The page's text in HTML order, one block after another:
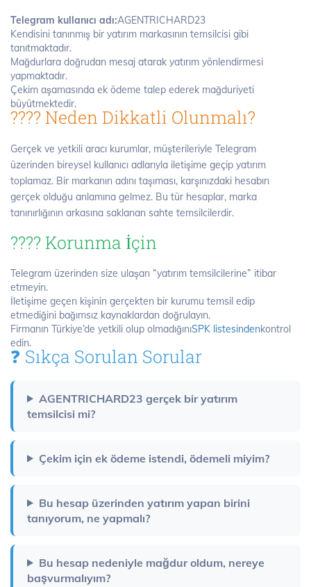
Telegram kullanıcı adı:AGENTRICHARD23
Kendisini tanınmış bir yatırım markasının temsilcisi gibi
tanıtmaktadır.
Mağdurlara doğrudan mesaj atarak yatırım yönlendirmesi
yapmaktadır.
Çekim aşamasında ek ödeme talep ederek mağduriyeti
büyütmektedir.
???? Neden Dikkatli Olunmalı?
Gerçek ve yetkili aracı kurumlar, müşterileriyle Telegram
üzerinden bireysel kullanıcı adlarıyla iletişime geçip yatırım
toplamaz. Bir markanın adını taşıması, karşınızdaki hesabın
gerçek olduğu anlamına gelmez. Bu tür hesaplar, marka
tanınırlığının arkasına saklanan sahte temsilcilerdir.
????️ Korunma İçin
Telegram üzerinden size ulaşan “yatırım temsilcilerine” itibar
etmeyin.
İletişime geçen kişinin gerçekten bir kurumu temsil edip
etmediğini bağımsız kaynaklardan doğrulayın.
Firmanın Türkiye’de yetkili olup olmadığınıSPK listesindenkontrol
edin.
❓ Sıkça Sorulan Sorular
AGENTRICHARD23 gerçek bir yatırım
temsilcisi mi?
Çekim için ek ödeme istendi, ödemeli miyim?
Bu hesap üzerinden yatırım yapan birini
tanıyorum, ne yapmalı?
Bu hesap nedeniyle mağdur oldum, nereye
başvurmalıyım?